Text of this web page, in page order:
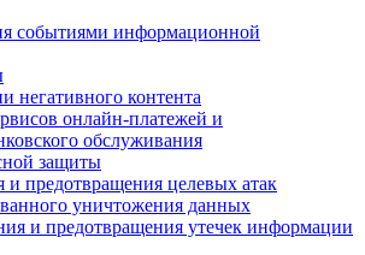
событиями информационной
негативного контента
онлайн-платежей и
обслуживания
защиты
и предотвращения целевых атак
уничтожения данных
и предотвращения утечек информации